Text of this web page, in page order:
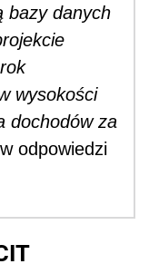
bazy danych
wysokości
dochodów za
odpowiedzi